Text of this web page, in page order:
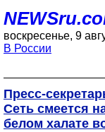
воскресенье, 9
В России
Пресс-
Сеть смеется
белом халате